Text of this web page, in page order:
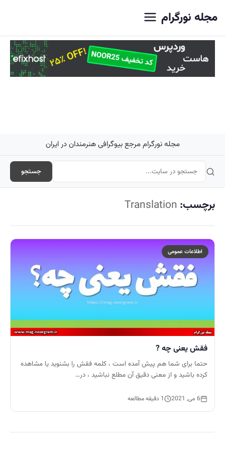
مجله نورگرام
مجله نورگرام مرجع بیوگرافی هنرمندان در ایران
جستجو
برچسب: Translation
اطلاعات عمومی
فقش یعنی چه ?
حتما برای شما هم پیش آمده است ، کلمه فقش را بشنوید یا مشاهده
کرده باشید و از معنی دقیق آن مطلع نباشید ، در…
6 می, 2021 1 دقیقه مطالعه